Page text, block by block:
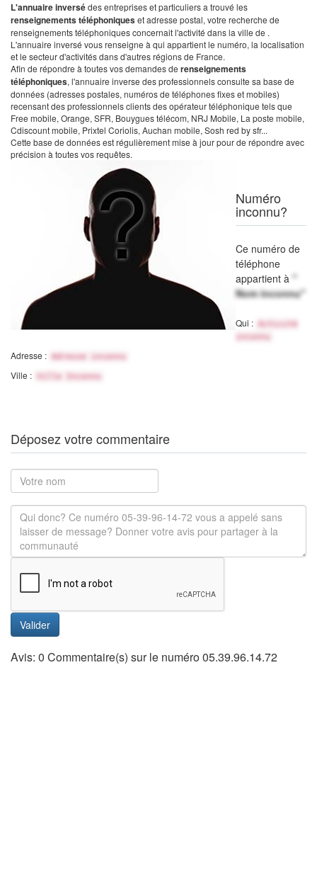
L'annuaire inversédes entreprises et particuliers a trouvé les
renseignements téléphoniqueset adresse postal, votre recherche de
renseignements téléphoniques concernait l'activité dans la ville de .
L'annuaire inversé vous renseigne à qui appartient le numéro, la localisation
et le secteur d'activités dans d'autres régions de France.
Afin de répondre à toutes vos demandes de renseignements
téléphoniques, l'annuaire inverse des professionnels consulte sa base de
données (adresses postales, numéros de téléphones fixes et mobiles)
recensant des professionnels clients des opérateur téléphonique tels que
Free mobile, Orange, SFR, Bouygues télécom, NRJ Mobile, La poste mobile,
Cdiscount mobile, Prixtel Coriolis, Auchan mobile, Sosh red by sfr...
Cette base de données est régulièrement mise à jour pour de répondre avec
précision à toutes vos requêtes.
Numéro
inconnu?
Ce numéro de
téléphone
appartient à "
Nom inconnu"
Qui :
Activité
inconnu
Adresse : Adresse inconnu
Ville : Ville Inconnu
Déposez votre commentaire
Valider
Avis: 0 Commentaire(s) sur le numéro 05.39.96.14.72